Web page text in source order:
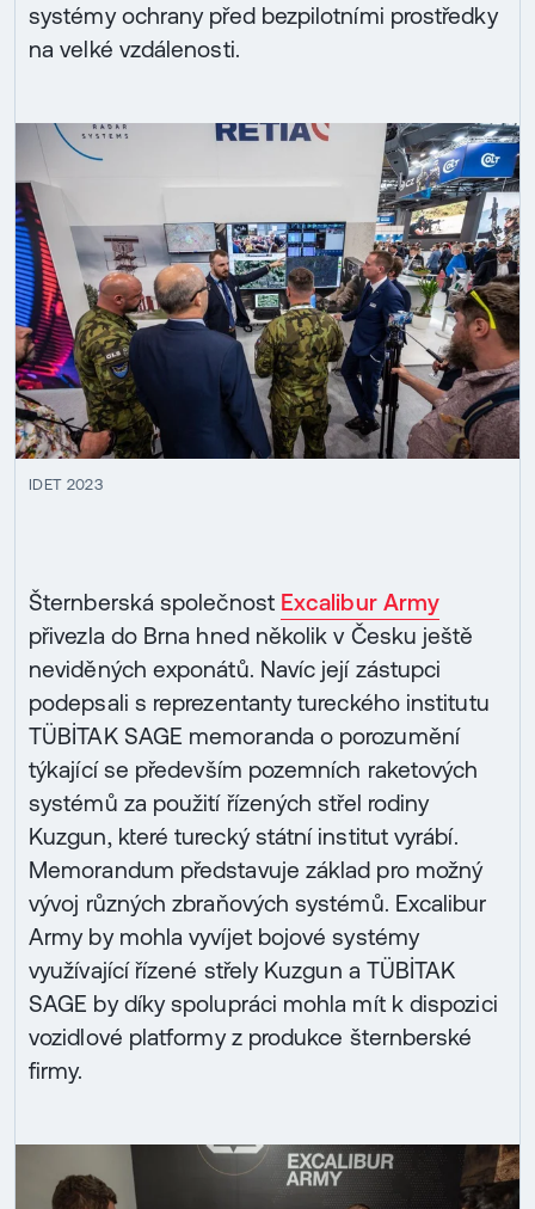
systémy ochrany před bezpilotními prostředky
na velké vzdálenosti.
IDET 2023
Šternberská společnost Excalibur Army
přivezla do Brna hned několik v Česku ještě
neviděných exponátů. Navíc její zástupci
podepsali s reprezentanty tureckého institutu
TÜBİTAK SAGE memoranda o porozumění
týkající se především pozemních raketových
systémů za použití řízených střel rodiny
Kuzgun, které turecký státní institut vyrábí.
Memorandum představuje základ pro možný
vývoj různých zbraňových systémů. Excalibur
Army by mohla vyvíjet bojové systémy
využívající řízené střely Kuzgun a TÜBİTAK
SAGE by díky spolupráci mohla mít k dispozici
vozidlové platformy z produkce šternberské
firmy.